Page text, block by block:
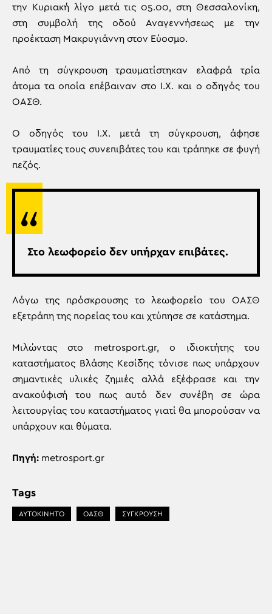
την Κυριακή λίγο μετά τις 05.00, στη Θεσσαλονίκη,
στη συμβολή της οδού Αναγεννήσεως με την
προέκταση Μακρυγιάννη στον Εύοσμο.
Από τη σύγκρουση τραυματίστηκαν ελαφρά τρία
άτομα τα οποία επέβαιναν στο Ι.Χ. και ο οδηγός του
ΟΑΣΘ.
Ο οδηγός του Ι.Χ. μετά τη σύγκρουση, άφησε
τραυματίες τους συνεπιβάτες του και τράπηκε σε φυγή
πεζός.
Στο λεωφορείο δεν υπήρχαν επιβάτες.
Λόγω της πρόσκρουσης το λεωφορείο του ΟΑΣΘ
εξετράπη της πορείας του και χτύπησε σε κατάστημα.
Μιλώντας στο metrosport.gr, ο ιδιοκτήτης του
καταστήματος Βλάσης Κεσίδης τόνισε πως υπάρχουν
σημαντικές υλικές ζημιές αλλά εξέφρασε και την
ανακούφισή του πως αυτό δεν συνέβη σε ώρα
λειτουργίας του καταστήματος γιατί θα μπορούσαν να
υπάρχουν και θύματα.
Πηγή: metrosport.gr
Tags
ΑΥΤΟΚΙΝΗΤΟ ΟΑΣΘ ΣΥΓΚΡΟΥΣΗ